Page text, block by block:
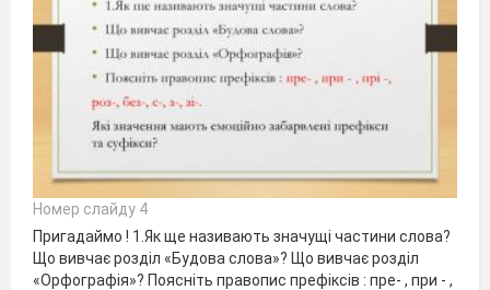
Номер слайду 4
Пригадаймо ! 1.Як ще називають значущі частини слова?
Що вивчає розділ «Будова слова»? Що вивчає розділ
«Орфографія»? Поясніть правопис префіксів : пре- , при - ,